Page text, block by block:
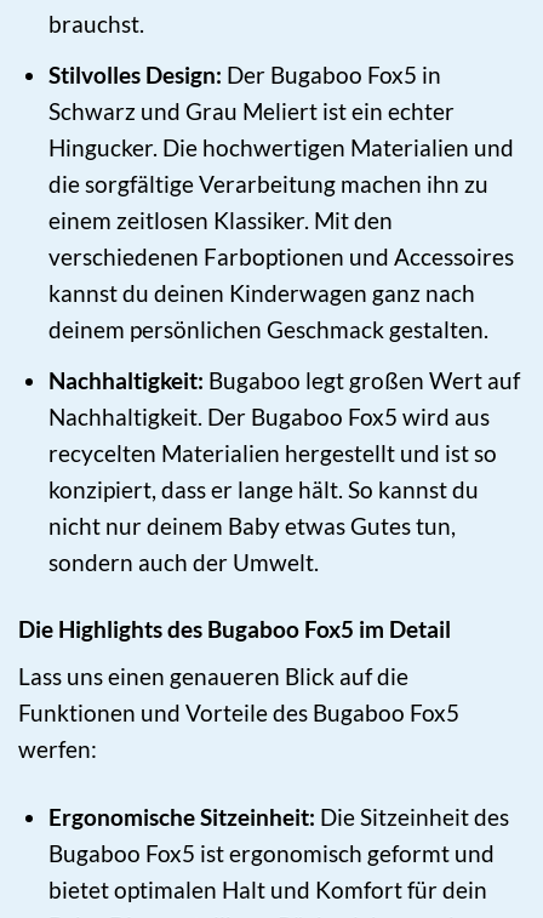
brauchst.
Stilvolles Design: Der Bugaboo Fox5 in
Schwarz und Grau Meliert ist ein echter
Hingucker. Die hochwertigen Materialien und
die sorgfältige Verarbeitung machen ihn zu
einem zeitlosen Klassiker. Mit den
verschiedenen Farboptionen und Accessoires
kannst du deinen Kinderwagen ganz nach
deinem persönlichen Geschmack gestalten.
Nachhaltigkeit: Bugaboo legt großen Wert auf
Nachhaltigkeit. Der Bugaboo Fox5 wird aus
recycelten Materialien hergestellt und ist so
konzipiert, dass er lange hält. So kannst du
nicht nur deinem Baby etwas Gutes tun,
sondern auch der Umwelt.
Die Highlights des Bugaboo Fox5 im Detail
Lass uns einen genaueren Blick auf die
Funktionen und Vorteile des Bugaboo Fox5
werfen:
Ergonomische Sitzeinheit: Die Sitzeinheit des
Bugaboo Fox5 ist ergonomisch geformt und
bietet optimalen Halt und Komfort für dein